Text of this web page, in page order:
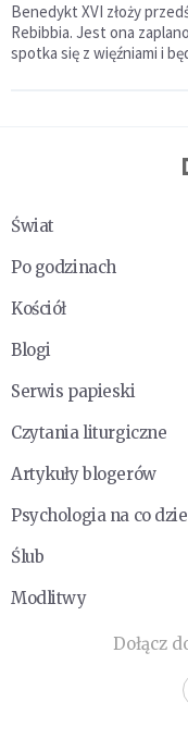
Benedykt XVI złoży
Rebibbia. Jest ona
spotka się z więźniami i
Świat
Po godzinach
Kościół
Blogi
Serwis papieski
Czytania liturgiczne
Artykuły blogerów
Psychologia na co
Ślub
Modlitwy
Dołącz